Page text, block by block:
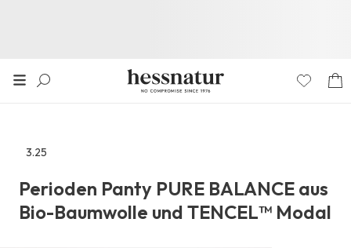
Zu
Reviews
3.25
Perioden Panty PURE BALANCE aus
Bio-Baumwolle und TENCEL™ Modal